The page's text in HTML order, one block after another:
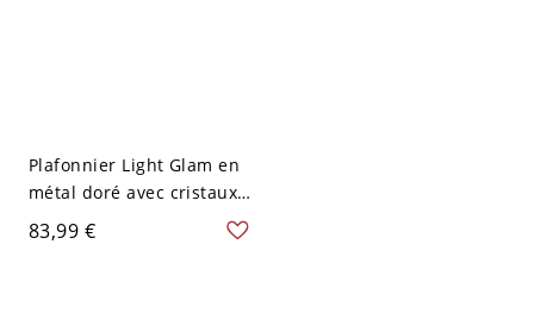
Plafonnier Light Glam en
métal doré avec cristaux
suspendus - 110 V-120 V
27,94 cm
83,99 €